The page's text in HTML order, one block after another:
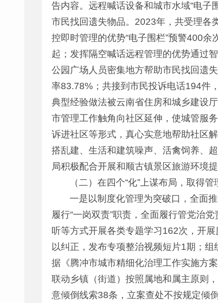
告内容。远程喊话设备和城市水域“电子
市民找回遗失物品。2023年，共受理各
控即时管理的优势“电子围栏”预警400
起；发挥隔空喊话远程管理的优势通过
公园广场人员密集地方帮助市民找回遗
率83.78%；共接到市民投诉电话194件
典型经验做法被云南省住房和城乡建设
市管理工作触角向社区延伸，使城管服
诉进社区等形式，真心实意地帮助社区
搭乱建、生活和建筑噪声、活禽饲养、
局积极配合开展和顺古镇景区旅游环境
（二）在四个“化”上谋布局，取得
一是以制度化管理为突破口，全面
履行“一岗双责”职责，全面履行管党治
听等方式开展各类专题学习162次，开
以纠正，发布专项整治视频短片1期；
据《腾冲市城市精细化治理工作实施方
联动乡镇（街道）按照属地和属主原则
意倾倒线索38条，立案查处不按规定倾